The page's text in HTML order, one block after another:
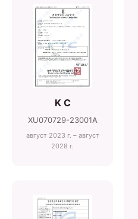
K C
XU070729-23001A
август 2023 г. – август
2028 г.